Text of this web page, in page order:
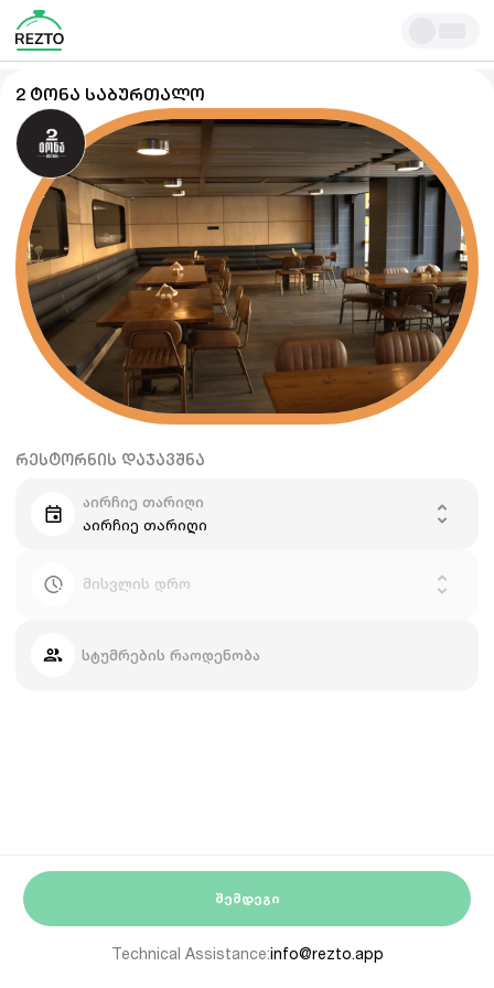
2 ᲢᲝᲜᲐ ᲡᲐᲑᲣᲠᲗᲐᲚᲝ
ᲠᲔᲡᲢᲝᲠᲜᲘᲡ ᲓᲐᲯᲐᲕᲨᲜᲐ
აირჩიე თარიღი
აირჩიე თარიღი
მისვლის დრო
სტუმრების რაოდენობა
ᲨᲔᲛᲓᲔᲒᲘ
Technical Assistance:info@rezto.app